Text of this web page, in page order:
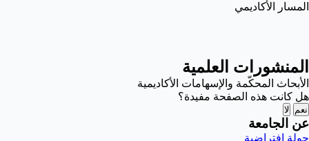
المسار الأكاديمي
المنشورات العلمية
الأبحاث المحكّمة والإسهامات الأكاديمية
هل كانت هذه الصفحة مفيدة؟
نعم لا
عن الجامعة
جولة افتراضية